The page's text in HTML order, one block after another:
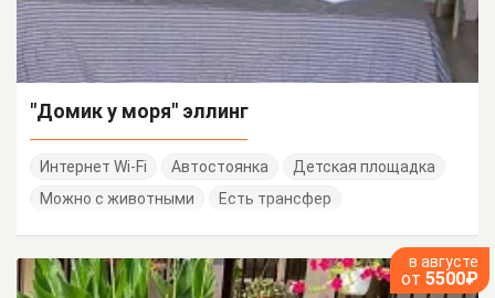
"Домик у моря" эллинг
Интернет Wi-Fi Автостоянка
Детская площадка
Можно с животными
Есть трансфер
в августе
от 5500₽